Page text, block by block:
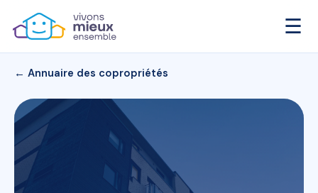
☰
← Annuaire des copropriétés